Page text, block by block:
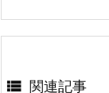
 関連記事